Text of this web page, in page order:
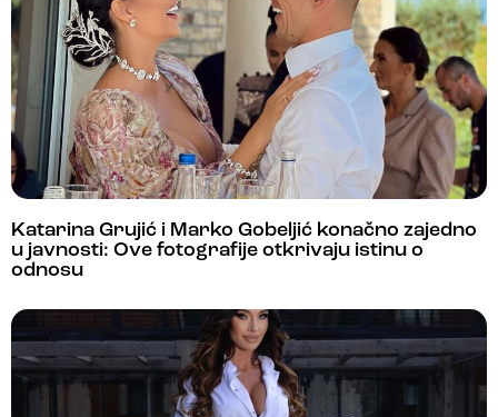
Katarina Grujić i Marko Gobeljić konačno zajedno
u javnosti: Ove fotografije otkrivaju istinu o
odnosu